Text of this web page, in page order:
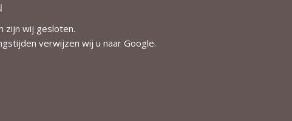
zijn wij gesloten.
verwijzen wij u naarGoogle.